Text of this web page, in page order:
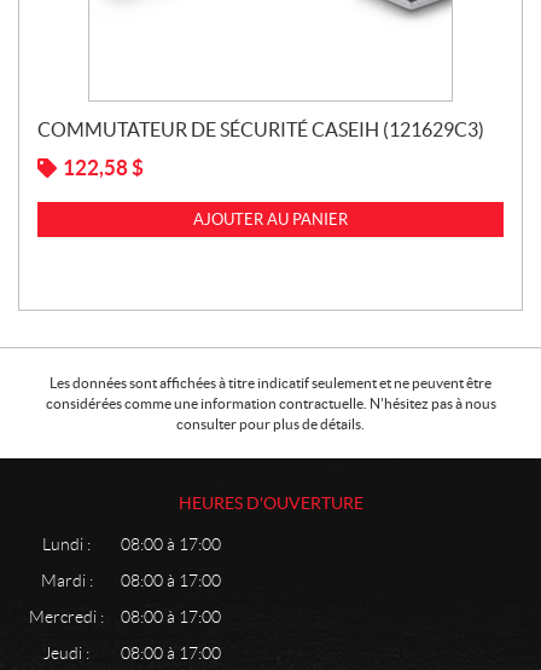
COMMUTATEUR DE SÉCURITÉ CASEIH (121629C3)
122,58$
AJOUTER AU PANIER
Les données sont affichées à titre indicatif seulement et ne peuvent être
considérées comme une information contractuelle. N'hésitez pas à nous
consulter pour plus de détails.
HEURES D'OUVERTURE
Lundi :
08:00 à 17:00
Mardi :
08:00 à 17:00
Mercredi :
08:00 à 17:00
Jeudi :
08:00 à 17:00